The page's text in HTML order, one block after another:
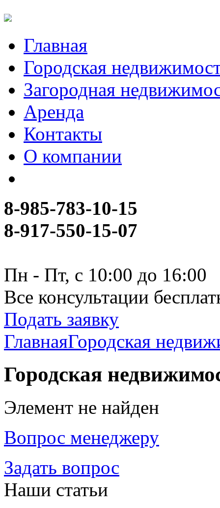
Главная
Городская
Загородная
Аренда
Контакты
О компании
8-985-783-10-15
8-917-550-15-07
Пн - Пт, с 10:00 до 16:00
Все консультации
Подать заявку
ГлавнаяГородская
Городская
Элемент не найден
Вопрос менеджеру
Задать вопрос
Наши статьи